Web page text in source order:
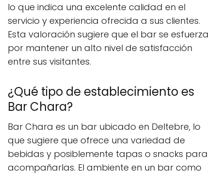
lo que indica una excelente calidad en el
servicio y experiencia ofrecida a sus clientes.
Esta valoración sugiere que el bar se esfuerza
por mantener un alto nivel de satisfacción
entre sus visitantes.
¿Qué tipo de establecimiento es
Bar Chara?
Bar Chara es un bar ubicado en Deltebre, lo
que sugiere que ofrece una variedad de
bebidas y posiblemente tapas o snacks para
acompañarlas. El ambiente en un bar como